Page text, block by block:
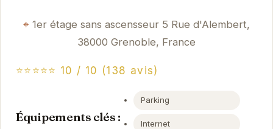
1er étage sans ascensseur 5 Rue d'Alembert,
38000 Grenoble, France
⭐⭐⭐⭐⭐ 10 / 10 (138 avis)
Équipements clés :
Parking
Internet